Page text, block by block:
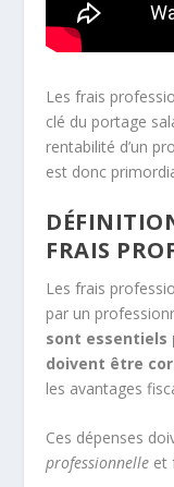
Les frais
clé du portage
rentabilité d’un
est donc
FRAIS
Les frais
par un
sont essentiels
doivent être
les avantages
Ces dépenses
professionnelle et